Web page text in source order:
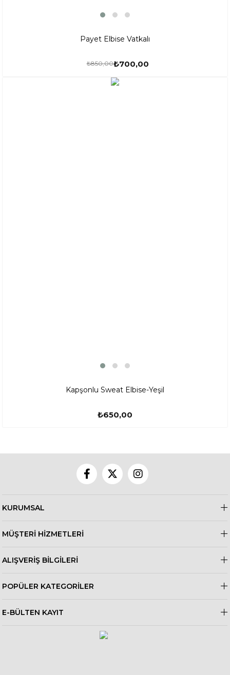
Payet Elbise Vatkalı
₺850,00₺700,00
Kapşonlu Sweat Elbise-Yeşil
₺650,00
KURUMSAL
MÜŞTERİ HİZMETLERİ
ALIŞVERİŞ BİLGİLERİ
POPÜLER KATEGORİLER
E-BÜLTEN KAYIT